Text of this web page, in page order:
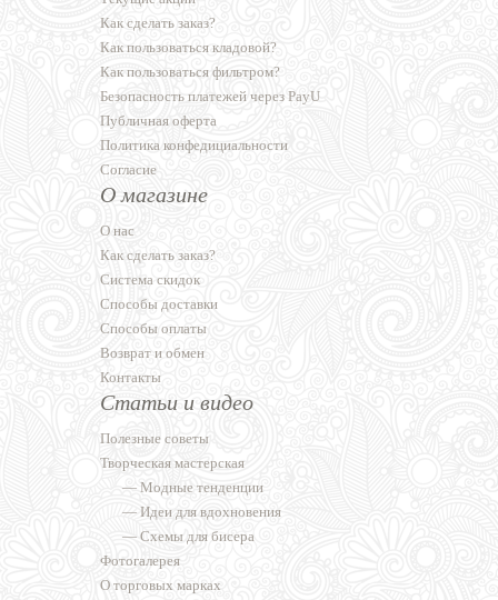
Как сделать заказ?
Как пользоваться кладовой?
Как пользоваться фильтром?
Безопасность платежей через PayU
Публичная оферта
Политика конфедициальности
Согласие
О магазине
О нас
Как сделать заказ?
Система скидок
Способы доставки
Способы оплаты
Возврат и обмен
Контакты
Статьи и видео
Полезные советы
Творческая мастерская
— Модные тенденции
— Идеи для вдохновения
— Схемы для бисера
Фотогалерея
О торговых марках